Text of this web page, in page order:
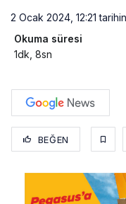
2 Ocak 2024, 12:21
Okuma süresi
1dk, 8sn
BEĞEN